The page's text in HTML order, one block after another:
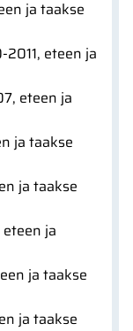
ja taakse
eteen ja
eteen ja
ja taakse
ja taakse
ja
ja taakse
ja taakse